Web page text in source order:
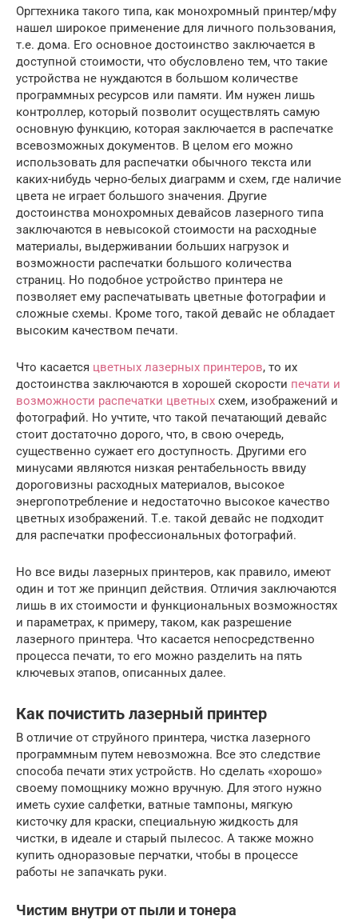
Оргтехника такого типа, как монохромный принтер/мфу
нашел широкое применение для личного пользования,
т.е. дома. Его основное достоинство заключается в
доступной стоимости, что обусловлено тем, что такие
устройства не нуждаются в большом количестве
программных ресурсов или памяти. Им нужен лишь
контроллер, который позволит осуществлять самую
основную функцию, которая заключается в распечатке
всевозможных документов. В целом его можно
использовать для распечатки обычного текста или
каких-нибудь черно-белых диаграмм и схем, где наличие
цвета не играет большого значения. Другие
достоинства монохромных девайсов лазерного типа
заключаются в невысокой стоимости на расходные
материалы, выдерживании больших нагрузок и
возможности распечатки большого количества
страниц. Но подобное устройство принтера не
позволяет ему распечатывать цветные фотографии и
сложные схемы. Кроме того, такой девайс не обладает
высоким качеством печати.
Что касается цветных лазерных принтеров, то их
достоинства заключаются в хорошей скорости печати и
возможности распечатки цветных схем, изображений и
фотографий. Но учтите, что такой печатающий девайс
стоит достаточно дорого, что, в свою очередь,
существенно сужает его доступность. Другими его
минусами являются низкая рентабельность ввиду
дороговизны расходных материалов, высокое
энергопотребление и недостаточно высокое качество
цветных изображений. Т.е. такой девайс не подходит
для распечатки профессиональных фотографий.
Но все виды лазерных принтеров, как правило, имеют
один и тот же принцип действия. Отличия заключаются
лишь в их стоимости и функциональных возможностях
и параметрах, к примеру, таком, как разрешение
лазерного принтера. Что касается непосредственно
процесса печати, то его можно разделить на пять
ключевых этапов, описанных далее.
Как почистить лазерный принтер
В отличие от струйного принтера, чистка лазерного
программным путем невозможна. Все это следствие
способа печати этих устройств. Но сделать «хорошо»
своему помощнику можно вручную. Для этого нужно
иметь сухие салфетки, ватные тампоны, мягкую
кисточку для краски, специальную жидкость для
чистки, в идеале и старый пылесос. А также можно
купить одноразовые перчатки, чтобы в процессе
работы не запачкать руки.
Чистим внутри от пыли и тонера